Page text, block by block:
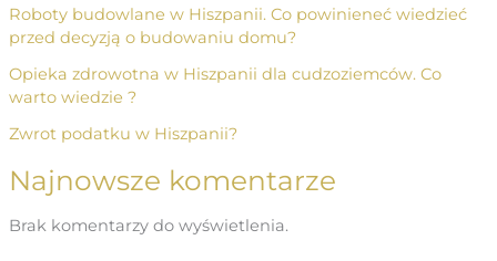
Roboty budowlane w Hiszpanii. Co powinieneć wiedzieć
przed decyzją o budowaniu domu?
Opieka zdrowotna w Hiszpanii dla cudzoziemców. Co
warto wiedzie ?
Zwrot podatku w Hiszpanii?
Najnowsze komentarze
Brak komentarzy do wyświetlenia.